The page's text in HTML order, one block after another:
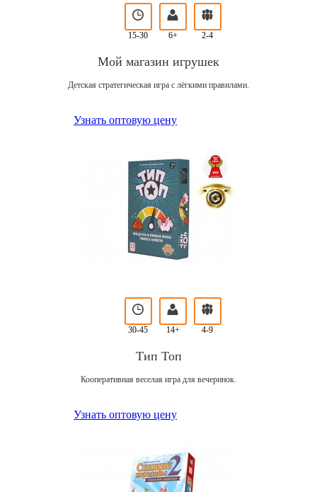
15-30 6+ 2-4
Мой магазин игрушек
Детская стратегическая игра с лёгкими правилами.
Узнать оптовую цену
30-45 14+ 4-9
Тип Топ
Кооперативная веселая игра для вечеринок.
Узнать оптовую цену